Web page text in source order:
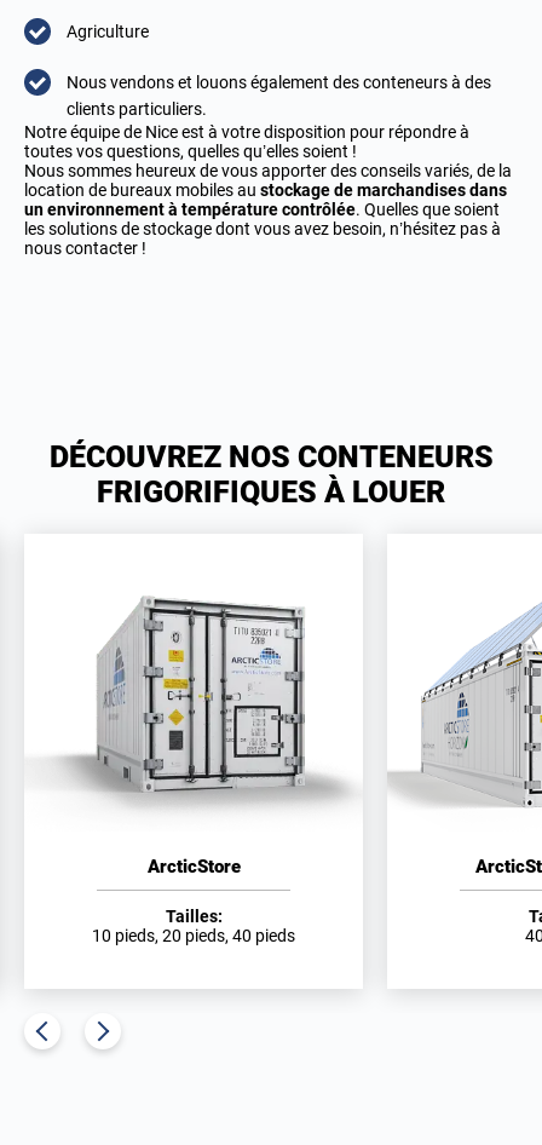
Agriculture
Nous vendons et louons également des conteneurs à des
clients particuliers.
Notre équipe de Nice est à votre disposition pour répondre à
toutes vos questions, quelles qu’elles soient !
Nous sommes heureux de vous apporter des conseils variés, de la
location de bureaux mobiles au stockage de marchandises dans
un environnement à température contrôlée. Quelles que soient
les solutions de stockage dont vous avez besoin, n’hésitez pas à
nous contacter !
DÉCOUVREZ NOS CONTENEURS
FRIGORIFIQUES À LOUER
ArcticStore
Tailles:
10 pieds, 20 pieds, 40 pieds